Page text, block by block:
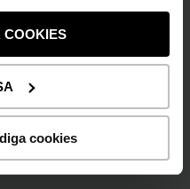
cookies
Kalle Leander